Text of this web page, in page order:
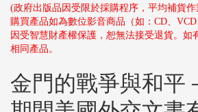
(政府出版品因受限於採購程序，平均補貨作
購買產品如為數位影音商品（如：CD、
因受智慧財產權保護，恕無法接受退貨。如
相同產品。
金門的戰爭與和平